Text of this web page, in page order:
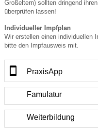
Großeltern) sollten dringend
überprüfen lassen!
Individueller Impfplan
Wir erstellen einen individuellen
bitte den Impfausweis mit.
PraxisApp
Famulatur
Weiterbildung